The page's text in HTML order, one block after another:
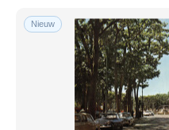
Nieuw